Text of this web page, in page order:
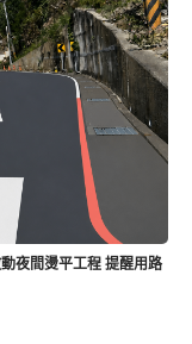
夜間燙平工程 提醒用路